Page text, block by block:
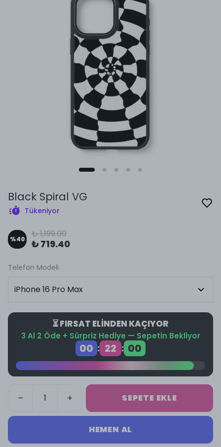
Black Spiral VG
Tükeniyor
%40 ₺ 1,199.00
₺ 719.40
Telefon Modeli
⏳ FIRSAT ELİNDEN KAÇIYOR
3 Al 2 Öde + Sürpriz Hediye — Sepetin Bekliyor
00 : 21 : 59
SEPETE EKLE
HEMEN AL